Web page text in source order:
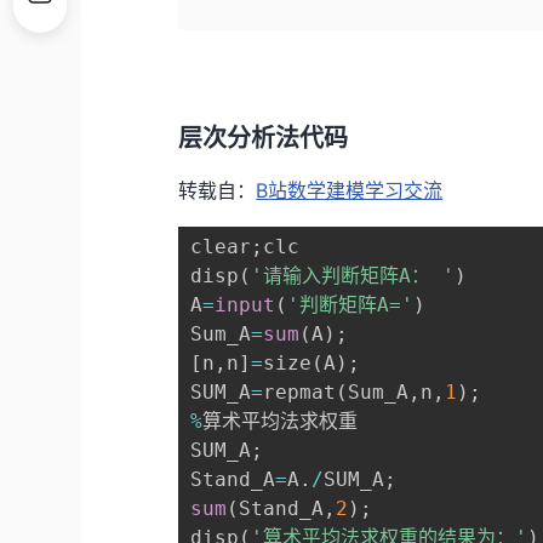
层次分析法代码
转载自： B站数学建模学习交流
clear ; clc
disp ( '请输入判断矩阵A： ' )
A=input ( '判断矩阵A=' )
Sum_A=sum (A) ;
[ n , n]=size (A) ;
SUM_A=repmat ( Sum_A , n , 1 ) ;
%算术平均法求权重
SUM_A;
Stand_A=A. /SUM_A;
sum ( Stand_A , 2 ) ;
disp ( '算术平均法求权重的结果为：' )